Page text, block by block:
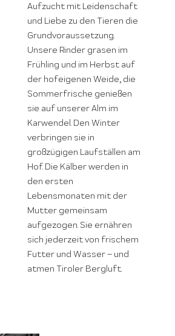
Aufzucht mit Leidenschaft
und Liebe zu den Tieren die
Grundvoraussetzung.
Unsere Rinder grasen im
Frühling und im Herbst auf
der hofeigenen Weide, die
Sommerfrische genießen
sie auf unserer Alm im
Karwendel. Den Winter
verbringen sie in
großzügigen Laufställen am
Hof. Die Kälber werden in
den ersten
Lebensmonaten mit der
Mutter gemeinsam
aufgezogen. Sie ernähren
sich jederzeit von frischem
Futter und Wasser – und
atmen Tiroler Bergluft.